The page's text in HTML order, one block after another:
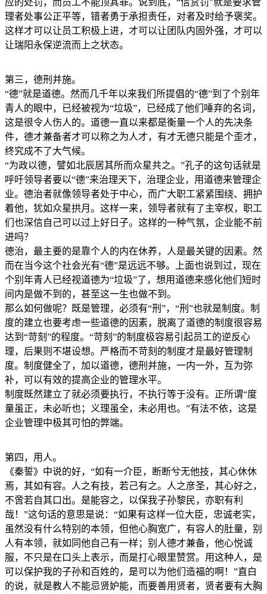
理者处事公正平等，错者勇于承担责任，对者及时给予褒奖。
这样才可以让员工积极上进，才可以让团队内固外强，才可以
让瑞阳永保逆流而上之状态。
第三，德刑并施。
“德”就是道德。然而几千年以来我们所提倡的“德”到了个别年
青人的眼中，已经被视为“垃圾”，已经成了他们唾弃的名词，
这是很令人伤人的。道德一直以来都是衡量一个人的先决条
件，德才兼备者才可以称之为人才，有才无德只能是个歪才，
终究成不了大气候。
“为政以德，譬如北辰居其所而众星共之。”孔子的这句话就是
呼吁领导者要以“德”来治理天下，治理企业，用道德来管理企
业。德治者就像领导者处于中心，而广大职工紧紧围绕、拥护
着他，犹如众星拱月。这样一来，领导者就有了主宰权，职工
们也深信自己可以过上好日子。这样的一种气氛，企业能不前
进吗？
德治，最主要的是靠个人的内在休养，人是最关键的因素。然
而在当今这个社会光有“德”是远远不够。上面也说到过，现在
个别年青人已经视道德为“垃圾”了，想用道德来感化他们短时
间内是做不到的，甚至这一生也做不到。
那么如何做呢？既是管理，必须有“刑”，“刑”也就是制度。制
度的建立也要考虑一些道德的因素，脱离了道德的制度很容易
达到“苛刻”的程度。“苛刻”的制度极容易引起员工的逆反心
理，后果则不堪设想。严格而不苛刻的制度才是最好管理制
度。制度健全了，加以道德，德刑并施，一内一外，互为弥
补，可以有效的提高企业的管理水平。
制度既然建立了就必须要执行，不执行等于没有。正所谓“度
量虽正，未必听也；义理虽全，未必用也。”有法不依，这是
企业管理中极其可怕的弊端。
第四，用人。
《秦誓》中说的好，“如有一介臣，断断兮无他技，其心休休
焉，其如有容。人之有技，若己有之。人之彦圣，其心好之，
不啻若自其口出。是能容之，以保我子孙黎民，亦职有利
哉！”这句话的意思是说：“如果有这样一位大臣，忠诚老实，
虽然没有什么特别的本领，但他心胸宽广，有容人的肚量，别
人有本领，就如同他自己有一样；别人德才兼备，他心悦诚
服，不只是在口头上表示，而是打心眼里赞赏。用这种人，是
可以保护我的子孙和百姓的，是可以为他们造福的啊！”直白
的说，就是教人不能忌贤妒能，而要善用贤者，贤者要有大胸